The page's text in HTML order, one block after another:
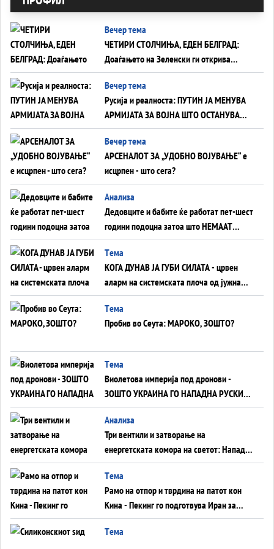
Вечер тема
ЧЕТИРИ СТОЛЧИЊА, ЕДЕН БЕЛГРАД:
Доаѓањето на Зеленски ги открива
тајните на политиката на балансирање
на Вучиќ
Вечер тема
Русија и реалноста: ПУТИН ЈА МЕНУВА
АРМИЈАТА ЗА ВОЈНА ШТО ОСТАНУВА
БЕЗ ФРОНТ
Вечер тема
АРСЕНАЛОТ ЗА „УДОБНО ВОЈУВАЊЕ“ е
исцрпен - што сега?
Анализа
Дедовците и бабите ќе работат пет-шест
години подоцна затоа што НЕМААТ
ВНУЦИ ДА ГИ ЗАМЕНАТ
Tема
КОГА ДУНАВ ЈА ГУБИ СИЛАТА - црвен
аларм на системската плоча од јужна
Германија до Црното Море...
Tема
Пробив во Сеута: МАРОКО, ЗОШТО?
Tема
Виолетова империја под дронови -
ЗОШТО УКРАИНА ГО НАПАДНА РУСКИОТ
WILDBERRIES
Aнализа
Три вентили и затворање на
енергетската комора на светот: Нападот
во Суец најавува глобален енергетски
инфаркт?
Tема
Рамо на отпор и тврдина на патот кон
Кина - Пекинг го подготвува Иран за
американска копнена инвазија
Tема